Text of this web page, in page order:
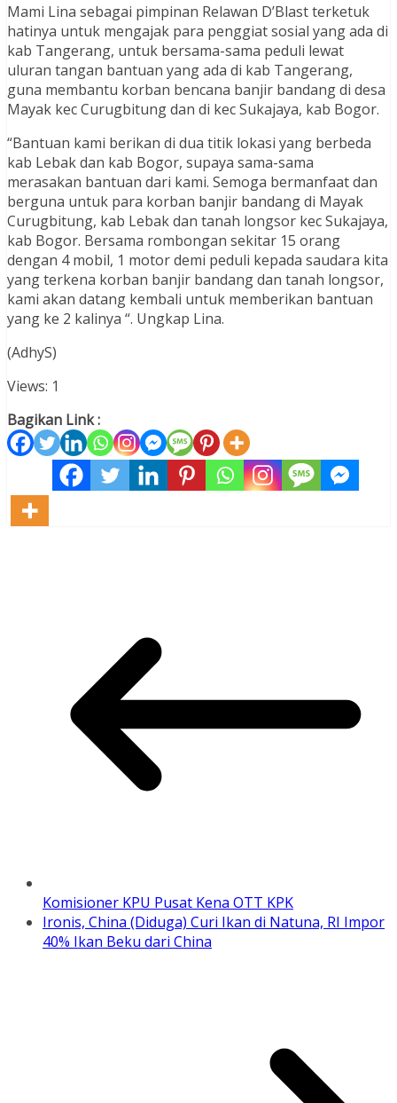
Mami Lina sebagai pimpinan Relawan D’Blast terketuk
hatinya untuk mengajak para penggiat sosial yang ada di
kab Tangerang, untuk bersama-sama peduli lewat
uluran tangan bantuan yang ada di kab Tangerang,
guna membantu korban bencana banjir bandang di desa
Mayak kec Curugbitung dan di kec Sukajaya, kab Bogor.
“Bantuan kami berikan di dua titik lokasi yang berbeda
kab Lebak dan kab Bogor, supaya sama-sama
merasakan bantuan dari kami. Semoga bermanfaat dan
berguna untuk para korban banjir bandang di Mayak
Curugbitung, kab Lebak dan tanah longsor kec Sukajaya,
kab Bogor. Bersama rombongan sekitar 15 orang
dengan 4 mobil, 1 motor demi peduli kepada saudara kita
yang terkena korban banjir bandang dan tanah longsor,
kami akan datang kembali untuk memberikan bantuan
yang ke 2 kalinya “. Ungkap Lina.
(AdhyS)
Views: 1
Bagikan Link :
Komisioner KPU Pusat Kena OTT KPK
Ironis, China (Diduga) Curi Ikan di Natuna, RI Impor
40% Ikan Beku dari China